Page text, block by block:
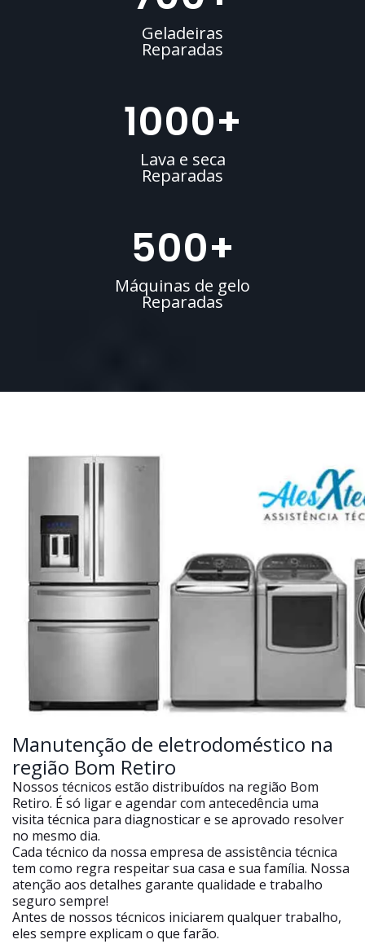
Geladeiras
Reparadas
1000+
Lava e seca
Reparadas
500+
Máquinas de gelo
Reparadas
Manutenção de eletrodoméstico na
região Bom Retiro
Nossos técnicos estão distribuídos na região Bom
Retiro. É só ligar e agendar com antecedência uma
visita técnica para diagnosticar e se aprovado resolver
no mesmo dia.
Cada técnico da nossa empresa de assistência técnica
tem como regra respeitar sua casa e sua família. Nossa
atenção aos detalhes garante qualidade e trabalho
seguro sempre!
Antes de nossos técnicos iniciarem qualquer trabalho,
eles sempre explicam o que farão.